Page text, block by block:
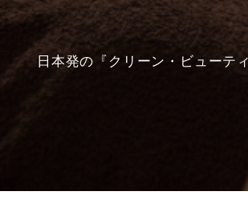
日本発の『クリーン・ビュー